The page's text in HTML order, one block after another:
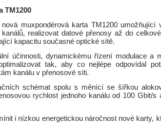
TM1200
muxpondérová karta TM1200 umožňující
realizovat datové přenosy až do
kapacitu současné optické sítě.
účinnosti, dynamickému řízení modulace a
tak, aby co nejlépe odpovídal
kanálu v přenosové síti.
schémat spolu s měnící se šířkou
rychlost jednoho kanálu od 100 Gbit/
i nízkou energetickou náročnost nové karty,